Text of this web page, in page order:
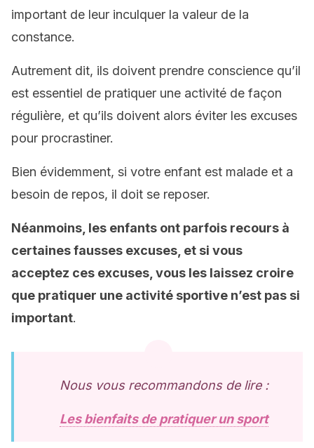
important de leur inculquer la valeur de la
constance.
Autrement dit, ils doivent prendre conscience qu’il
est essentiel de pratiquer une activité de façon
régulière, et qu’ils doivent alors éviter les excuses
pour procrastiner.
Bien évidemment, si votre enfant est malade et a
besoin de repos, il doit se reposer.
Néanmoins, les enfants ont parfois recours à
certaines fausses excuses, et si vous
acceptez ces excuses, vous les laissez croire
que pratiquer une activité sportive n’est pas si
important.
Nous vous recommandons de lire :
Les bienfaits de pratiquer un sport